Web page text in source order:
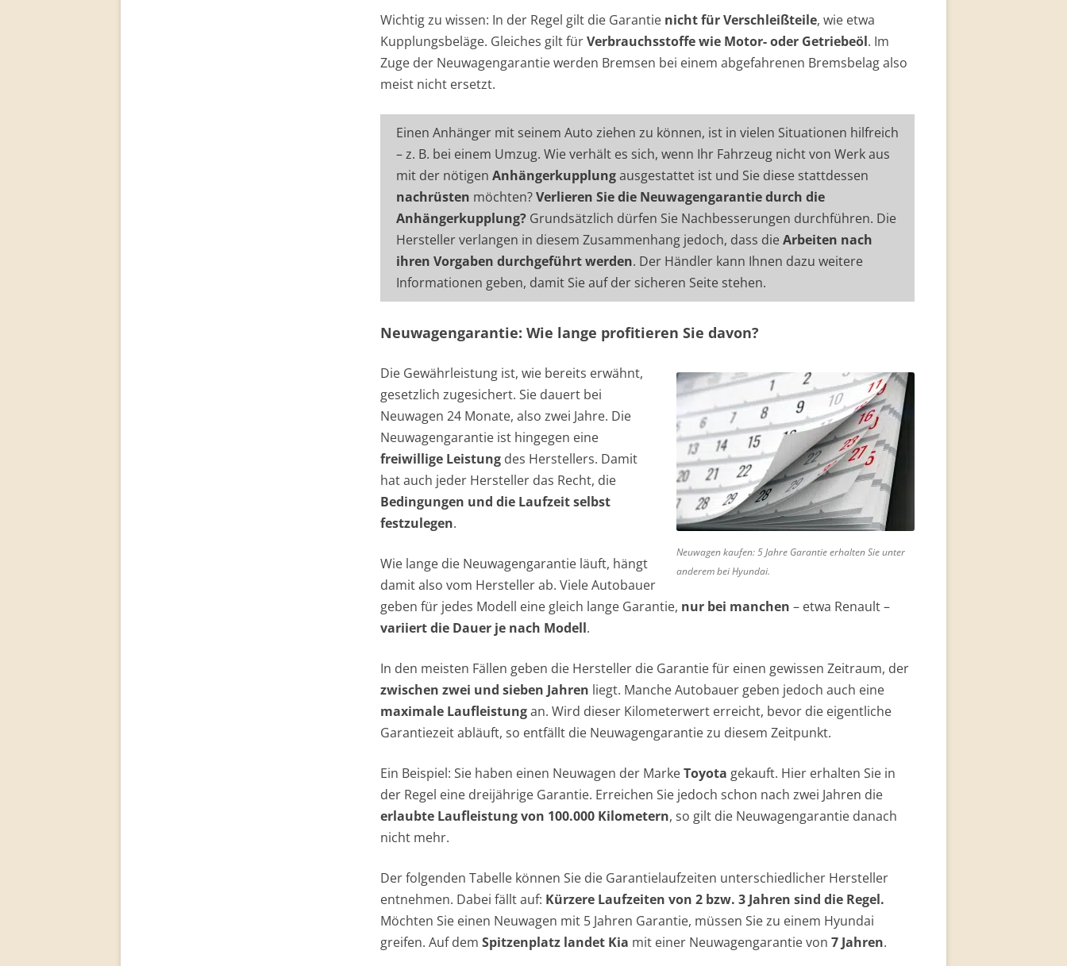
Wichtig zu wissen: In der Regel gilt die Garantie nicht für Verschleißteile, wie etwa
Kupplungsbeläge. Gleiches gilt fürVerbrauchsstoffe wie Motor- oder Getriebeöl. Im
Zuge der Neuwagengarantie werden Bremsen bei einem abgefahrenen Bremsbelag also
meist nicht ersetzt.
Einen Anhänger mit seinem Auto ziehen zu können, ist in vielen Situationen hilfreich
– z. B. bei einem Umzug. Wie verhält es sich, wenn Ihr Fahrzeug nicht von Werk aus
mit der nötigen Anhängerkupplungausgestattet ist und Sie diese stattdessen
nachrüsten möchten?Verlieren Sie die Neuwagengarantie durch die
Anhängerkupplung? Grundsätzlich dürfen Sie Nachbesserungen durchführen. Die
Hersteller verlangen in diesem Zusammenhang jedoch, dass dieArbeiten nach
ihren Vorgaben durchgeführt werden. Der Händler kann Ihnen dazu weitere
Informationen geben, damit Sie auf der sicheren Seite stehen.
Neuwagengarantie: Wie lange profitieren Sie davon?
Neuwagen kaufen: 5 Jahre Garantie erhalten Sie unter
anderem bei Hyundai.
Die Gewährleistung ist, wie bereits erwähnt,
gesetzlich zugesichert. Sie dauert bei
Neuwagen 24 Monate, also zwei Jahre. Die
Neuwagengarantie ist hingegen eine
freiwillige Leistung des Herstellers. Damit
hat auch jeder Hersteller das Recht, die
Bedingungen und die Laufzeit selbst
festzulegen.
Wie lange die Neuwagengarantie läuft, hängt
damit also vom Hersteller ab. Viele Autobauer
geben für jedes Modell eine gleich lange Garantie, nur bei manchen – etwa Renault –
variiert die Dauer je nach Modell.
In den meisten Fällen geben die Hersteller die Garantie für einen gewissen Zeitraum, der
zwischen zwei und sieben Jahren liegt. Manche Autobauer geben jedoch auch eine
maximale Laufleistungan. Wird dieser Kilometerwert erreicht, bevor die eigentliche
Garantiezeit abläuft, so entfällt die Neuwagengarantie zu diesem Zeitpunkt.
Ein Beispiel: Sie haben einen Neuwagen der MarkeToyota gekauft. Hier erhalten Sie in
der Regel eine dreijährige Garantie. Erreichen Sie jedoch schon nach zwei Jahren die
erlaubte Laufleistung von 100.000 Kilometern, so gilt die Neuwagengarantie danach
nicht mehr.
Der folgenden Tabelle können Sie die Garantielaufzeiten unterschiedlicher Hersteller
entnehmen. Dabei fällt auf: Kürzere Laufzeiten von 2 bzw. 3 Jahren sind die Regel.
Möchten Sie einen Neuwagen mit 5 Jahren Garantie, müssen Sie zu einem Hyundai
greifen. Auf dem Spitzenplatz landet Kia mit einer Neuwagengarantie von 7 Jahren.